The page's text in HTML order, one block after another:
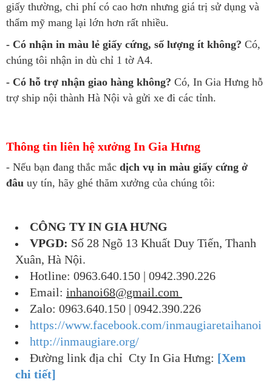
giấy thường, chi phí có cao hơn nhưng giá trị sử dụng và
thẩm mỹ mang lại lớn hơn rất nhiều.
- Có nhận in màu lẻ giấy cứng, số lượng ít không? Có,
chúng tôi nhận in dù chỉ 1 tờ A4.
- Có hỗ trợ nhận giao hàng không? Có, In Gia Hưng hỗ
trợ ship nội thành Hà Nội và gửi xe đi các tỉnh.
Thông tin liên hệ xưởng In Gia Hưng
- Nếu bạn đang thắc mắc dịch vụ in màu giấy cứng ở
đâu uy tín, hãy ghé thăm xưởng của chúng tôi:
CÔNG TY IN GIA HƯNG
VPGD: Số 28 Ngõ 13 Khuất Duy Tiến, Thanh
Xuân, Hà Nội.
Hotline: 0963.640.150 | 0942.390.226
Email: inhanoi68@gmail.com
Zalo: 0963.640.150 | 0942.390.226
https://www.facebook.com/inmaugiaretaihanoi
http://inmaugiare.org/
Đường link địa chỉ Cty In Gia Hưng: [Xem
chi tiết]